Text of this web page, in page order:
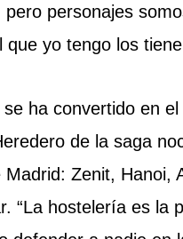
pero personajes
que yo tengo los
se ha convertido en
de la saga
Madrid: Zenit, Hanoi,
“La hostelería es la